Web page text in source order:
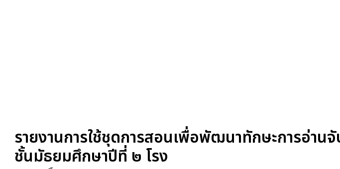
รายงานการใช้ชุดการสอนเพื่อพัฒนาทักษะการอ่าน
ชั้นมัธยมศึกษาปีที่ ๒ โรง